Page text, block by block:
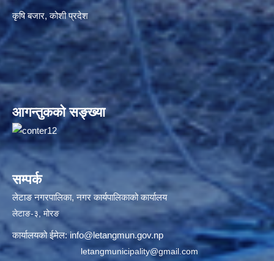
कृषि बजार, कोशी प्रदेश
आगन्तुकको सङ्ख्या
सम्पर्क
लेटाङ नगरपालिका, नगर कार्यपालिकाको कार्यालय
लेटाङ-३, मोरङ
कार्यालयको ईमेल:info@letangmun.gov.np
letangmunicipality@gmail.com